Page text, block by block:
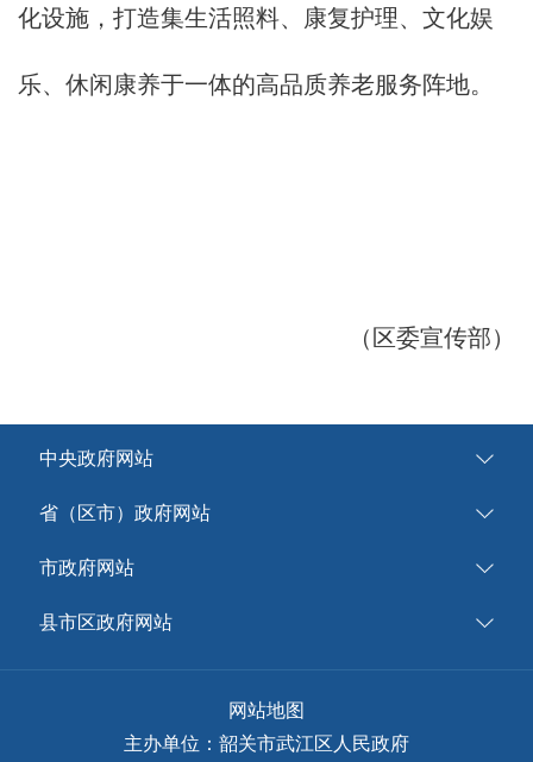
化设施，打造集生活照料、康复护理、文化娱
乐、休闲康养于一体的高品质养老服务阵地。
（区委宣传部）
中央政府网站
省（区市）政府网站
市政府网站
县市区政府网站
网站地图
主办单位：韶关市武江区人民政府